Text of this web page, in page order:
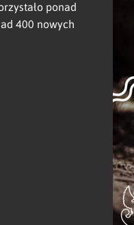
ponad
400 nowych